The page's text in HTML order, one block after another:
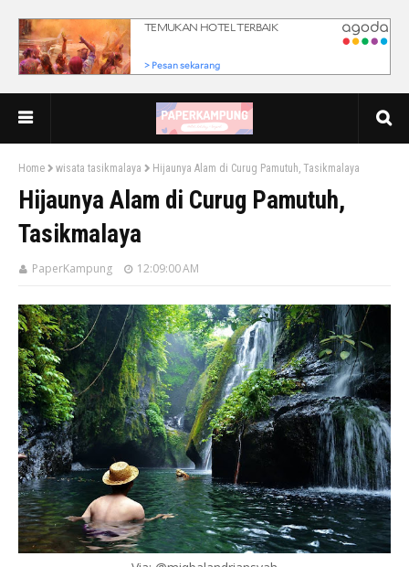
Home wisata tasikmalaya Hijaunya Alam di Curug Pamutuh, Tasikmalaya
Hijaunya Alam di Curug Pamutuh,
Tasikmalaya
PaperKampung 12:09:00 AM